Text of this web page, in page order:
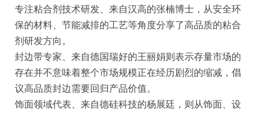
专注粘合剂技术研发、来自汉高的张楠博士，从安全环
保的材料、节能减排的工艺等角度分享了高品质的粘合
剂研发方向。
封边带专家、来自德国瑞好的王丽娟则表示存量市场的
存在并不意味着整个市场规模正在经历剧烈的缩减，倡
议高品质封边需要回归产品价值。
饰面领域代表、来自德硅科技的杨展廷，则从饰面、设